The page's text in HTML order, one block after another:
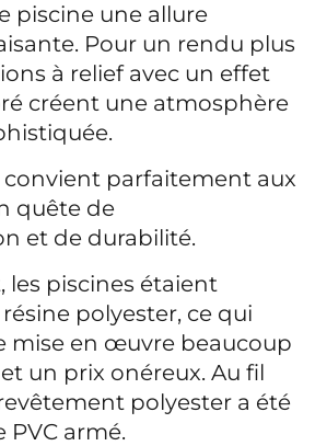
piscine une allure
Pour un rendu plus
à relief avec un effet
créent une atmosphère
parfaitement aux
quête de
et de durabilité.
piscines étaient
polyester, ce qui
mise en œuvre beaucoup
un prix onéreux. Au fil
polyester a été
PVC armé.